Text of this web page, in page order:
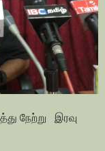
நேற்று இரவு